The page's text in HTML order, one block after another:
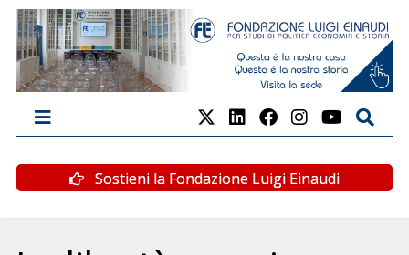
Sostieni la Fondazione Luigi Einaudi